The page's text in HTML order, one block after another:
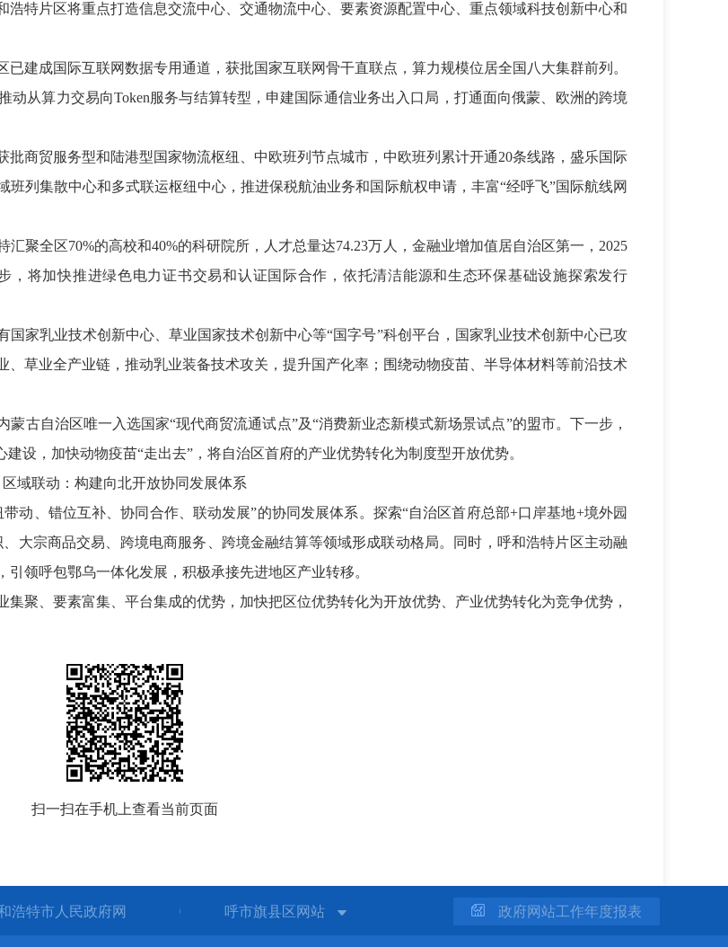
特片区将重点打造信息交流中心、交通物流中心、要素资源配置中心、重点领域科技创新中心和
建成国际互联网数据专用通道，获批国家互联网骨干直联点，算力规模位居全国八大集群前列。
从算力交易向Token服务与结算转型，申建国际通信业务出入口局，打通面向俄蒙、欧洲的跨境
商贸服务型和陆港型国家物流枢纽、中欧班列节点城市，中欧班列累计开通20条线路，盛乐国际
列集散中心和多式联运枢纽中心，推进保税航油业务和国际航权申请，丰富“经呼飞”国际航线网
聚全区70%的高校和40%的科研院所，人才总量达74.23万人，金融业增加值居自治区第一，2025
，将加快推进绿色电力证书交易和认证国际合作，依托清洁能源和生态环保基础设施探索发行
家乳业技术创新中心、草业国家技术创新中心等“国字号”科创平台，国家乳业技术创新中心已攻
草业全产业链，推动乳业装备技术攻关，提升国产化率；围绕动物疫苗、半导体材料等前沿技术
古自治区唯一入选国家“现代商贸流通试点”及“消费新业态新模式新场景试点”的盟市。下一步，
设，加快动物疫苗“走出去”，将自治区首府的产业优势转化为制度型开放优势。
区域联动：构建向北开放协同发展体系
动、错位互补、协同合作、联动发展”的协同发展体系。探索“自治区首府总部+口岸基地+境外园
大宗商品交易、跨境电商服务、跨境金融结算等领域形成联动格局。同时，呼和浩特片区主动融
领呼包鄂乌一体化发展，积极承接先进地区产业转移。
聚、要素富集、平台集成的优势，加快把区位优势转化为开放优势、产业优势转化为竞争优势，
扫一扫在手机上查看当前页面
浩特市人民政府网 呼市旗县区网站 政府网站工作年度报表